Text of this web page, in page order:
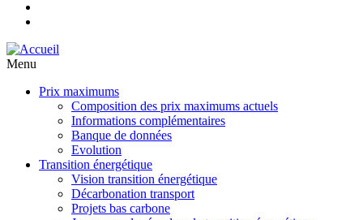
Menu
Prix maximums
Composition des prix maximums actuels
Informations complémentaires
Banque de données
Evolution
Transition énergétique
Vision transition énergétique
Décarbonation transport
Projets bas carbone